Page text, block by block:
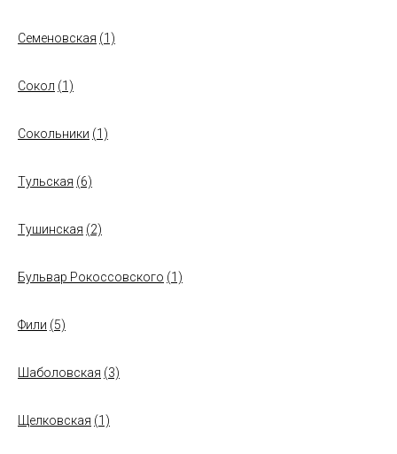
Семеновская (1)
Сокол (1)
Сокольники (1)
Тульская (6)
Тушинская (2)
Бульвар Рокоссовского (1)
Фили (5)
Шаболовская (3)
Щелковская (1)